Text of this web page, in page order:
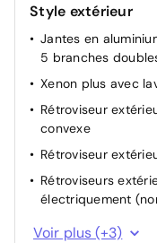
Ciel de pavillon en
Enjoliveurs de
Tissu Sprint/cuir
dossiers de sièges
Eclairage intérieur
Combiné
tours et
Plancher de coffre
Style extérieur
Jantes en
5 branches
Xenon plus avec
Rétroviseur
convexe
Rétroviseur
Rétroviseurs
électriquement
Pack extérieur s line
Voir plus (+3)